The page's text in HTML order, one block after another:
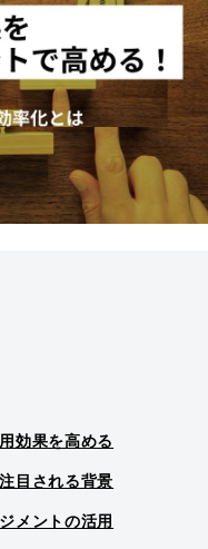
効果を高める
目される背景
メントの活用